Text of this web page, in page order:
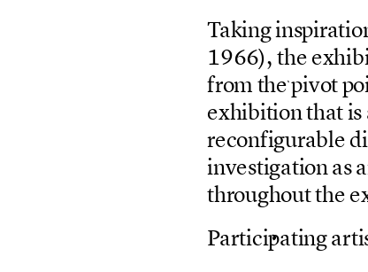
Takinginspiratio
1966),theexhib
fromthepivotpo
exhibitionthatis
reconfigurabledi
investigationasa
throughoutthee
Participatingarti